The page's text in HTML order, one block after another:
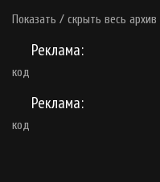
Показать / скрыть весь архив
Реклама:
код
Реклама:
код